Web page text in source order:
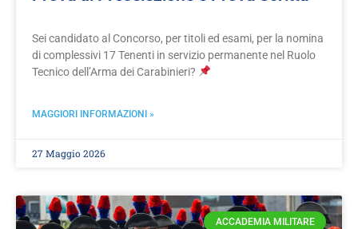
Sei candidato al Concorso, per titoli ed esami, per la nomina
di complessivi 17 Tenenti in servizio permanente nel Ruolo
Tecnico dell’Arma dei Carabinieri?
MAGGIORI INFORMAZIONI »
27 Maggio 2026
ACCADEMIA MILITARE